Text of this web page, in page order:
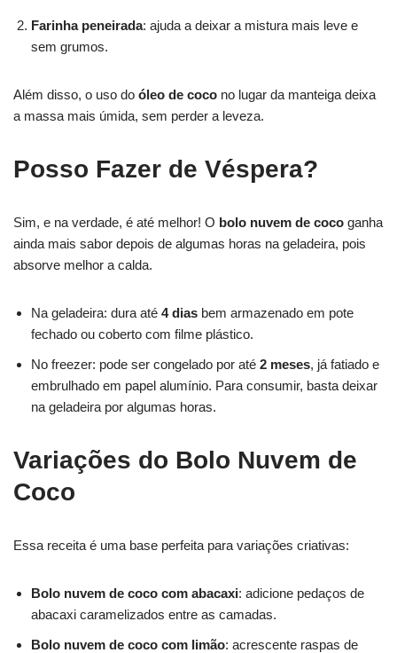
Farinha peneirada: ajuda a deixar a mistura mais leve e
sem grumos.
Além disso, o uso do óleo de coco no lugar da manteiga deixa
a massa mais úmida, sem perder a leveza.
Posso Fazer de Véspera?
Sim, e na verdade, é até melhor! O bolo nuvem de coco ganha
ainda mais sabor depois de algumas horas na geladeira, pois
absorve melhor a calda.
Na geladeira: dura até 4 dias bem armazenado em pote
fechado ou coberto com filme plástico.
No freezer: pode ser congelado por até 2 meses, já fatiado e
embrulhado em papel alumínio. Para consumir, basta deixar
na geladeira por algumas horas.
Variações do Bolo Nuvem de
Coco
Essa receita é uma base perfeita para variações criativas:
Bolo nuvem de coco com abacaxi: adicione pedaços de
abacaxi caramelizados entre as camadas.
Bolo nuvem de coco com limão: acrescente raspas de